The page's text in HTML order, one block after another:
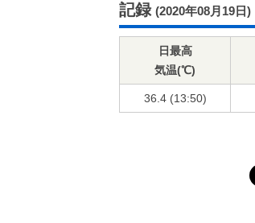
記録 (2020年08月19日)
日最高
気温(℃)
36.4 (13:50)